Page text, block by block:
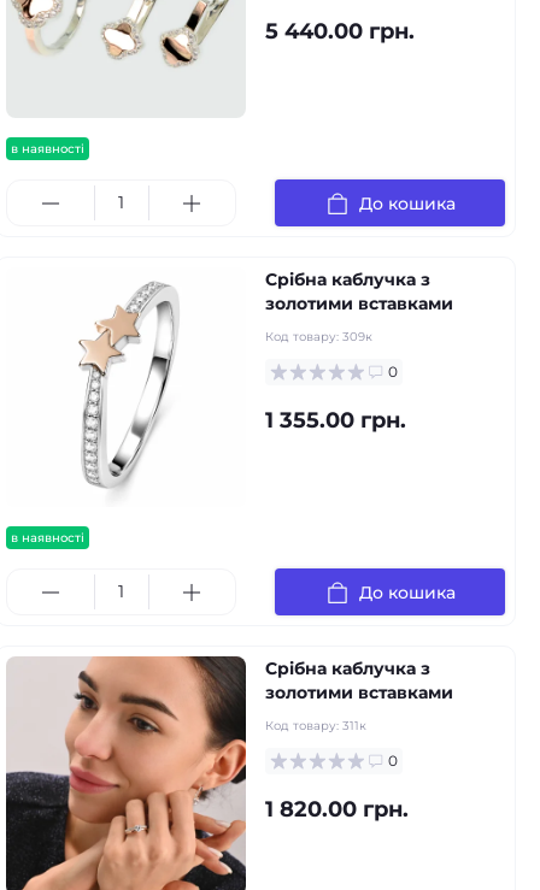
в наявності
5 440.00 грн.
До кошика
в наявності
Срібна каблучка з
золотими вставками
Код товару: 309к
0
1 355.00 грн.
До кошика
Срібна каблучка з
золотими вставками
Код товару: 311к
0
1 820.00 грн.